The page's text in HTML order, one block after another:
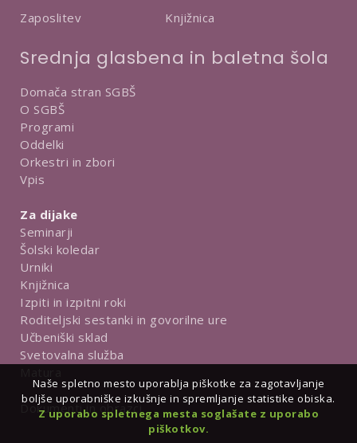
Zaposlitev Knjižnica
Srednja glasbena in baletna šola
Domača stran SGBŠ
O SGBŠ
Programi
Oddelki
Orkestri in zbori
Vpis
Za dijake
Seminarji
Šolski koledar
Urniki
Knjižnica
Izpiti in izpitni roki
Roditeljski sestanki in govorilne ure
Učbeniški sklad
Svetovalna služba
Dokumenti in obrazci
Naše spletno mesto uporablja piškotke za zagotavljanje
boljše uporabniške izkušnje in spremljanje statistike obiska.
Z uporabo spletnega mesta soglašate z uporabo
piškotkov.